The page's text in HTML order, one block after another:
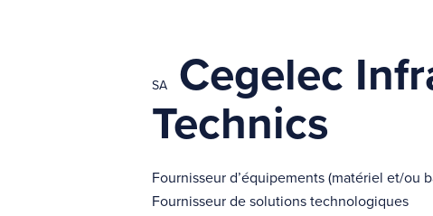
SA Cegelec
Technics
Fournisseur d’équipements (matériel et/ou
Fournisseur de solutions technologiques